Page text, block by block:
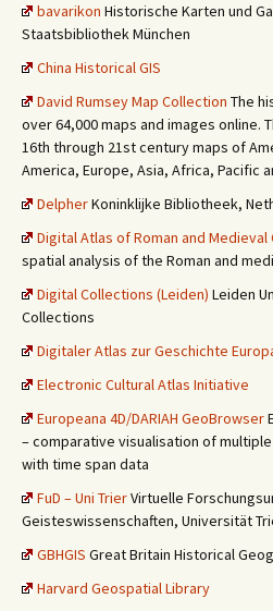
bavarikon Historische Karten und
Staatsbibliothek München
China Historical GIS
David Rumsey Map Collection The
over 64,000 maps and images online.
16th through 21st century maps of
America, Europe, Asia, Africa, Pacific
DelpherKoninklijke Bibliotheek,
Digital Atlas of Roman and Medieval
spatial analysis of the Roman and
Digital Collections (Leiden) Leiden
Collections
Digitaler Atlas zur Geschichte
Electronic Cultural Atlas Initiative
Europeana 4D/DARIAH GeoBrowser
– comparative visualisation of
with time span data
FuD – Uni TrierVirtuelle
Geisteswissenschaften, Universität
GBHGIS Great Britain Historical
Harvard Geospatial Library